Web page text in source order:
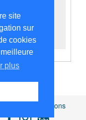
site
sur
cookies
plus
Mentions